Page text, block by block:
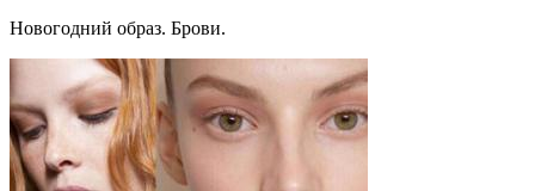
Новогодний образ. Брови.